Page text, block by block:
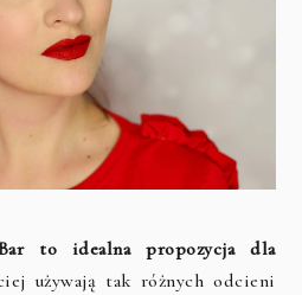
to idealna propozycja dla
używają tak różnych odcieni